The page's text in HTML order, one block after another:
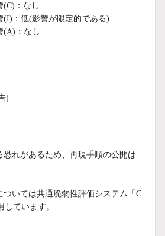
(C)：なし
(I)：低(影響が限定的である)
(A)：なし
)
恐れがあるため、再現手順の公開は
ついては共通脆弱性評価システム「C
しています。